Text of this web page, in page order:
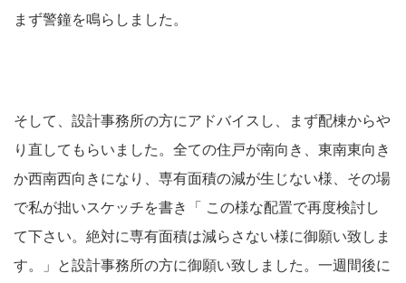
まず警鐘を鳴らしました。
そして、設計事務所の方にアドバイスし、まず配棟からや
り直してもらいました。全ての住戸が南向き、東南東向き
か西南西向きになり、専有面積の減が生じない様、その場
で私が拙いスケッチを書き「 この様な配置で再度検討し
て下さい。絶対に専有面積は減らさない様に御願い致しま
す。」と設計事務所の方に御願い致しました。一週間後に